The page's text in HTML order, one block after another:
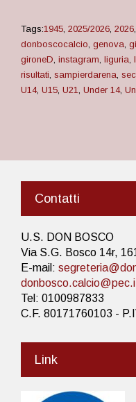
Tags:1945, 2025/2026, 2026,
donboscocalcio, genova,
gironeD, instagram, liguria,
risultati, sampierdarena,
U14, U15, U21, Under 14,
Contatti
U.S. DON BOSCO
Via S.G. Bosco 14r,
E-mail:
Tel: 0100987833
C.F. 80171760103 -
Link